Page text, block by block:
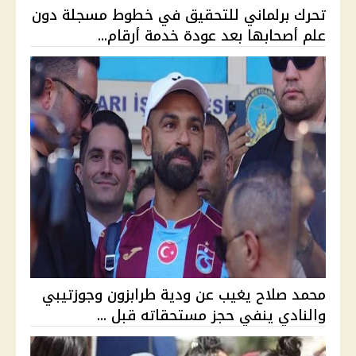
تحرك برلماني للتحقيق في خطوط مسجلة دون
علم أصحابها بعد عودة خدمة أرقام...
محمد صلاح يغيب عن ودية طرابزون وجوزتيبي
والنادي ينفي حجز مستحقاته قبل ...